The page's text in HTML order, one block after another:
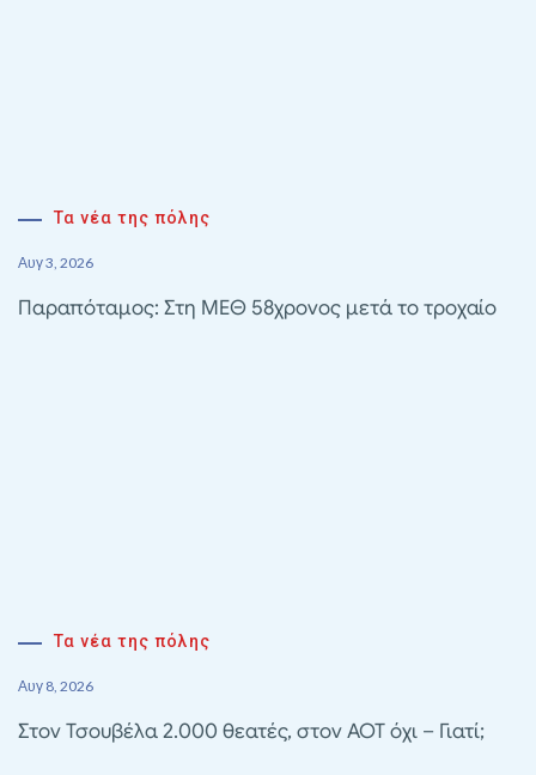
Τα νέα της πόλης
Αυγ 3, 2026
Παραπόταμος: Στη ΜΕΘ 58χρονος μετά το τροχαίο
Τα νέα της πόλης
Αυγ 8, 2026
Στον Τσουβέλα 2.000 θεατές, στον ΑΟΤ όχι – Γιατί;